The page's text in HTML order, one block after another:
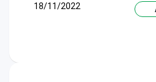
18/11/2022